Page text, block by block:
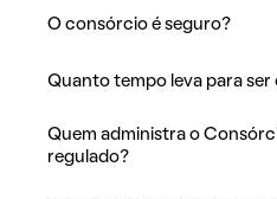
O consórcio é seguro?
Quanto tempo leva para
Quem administra o
regulado?